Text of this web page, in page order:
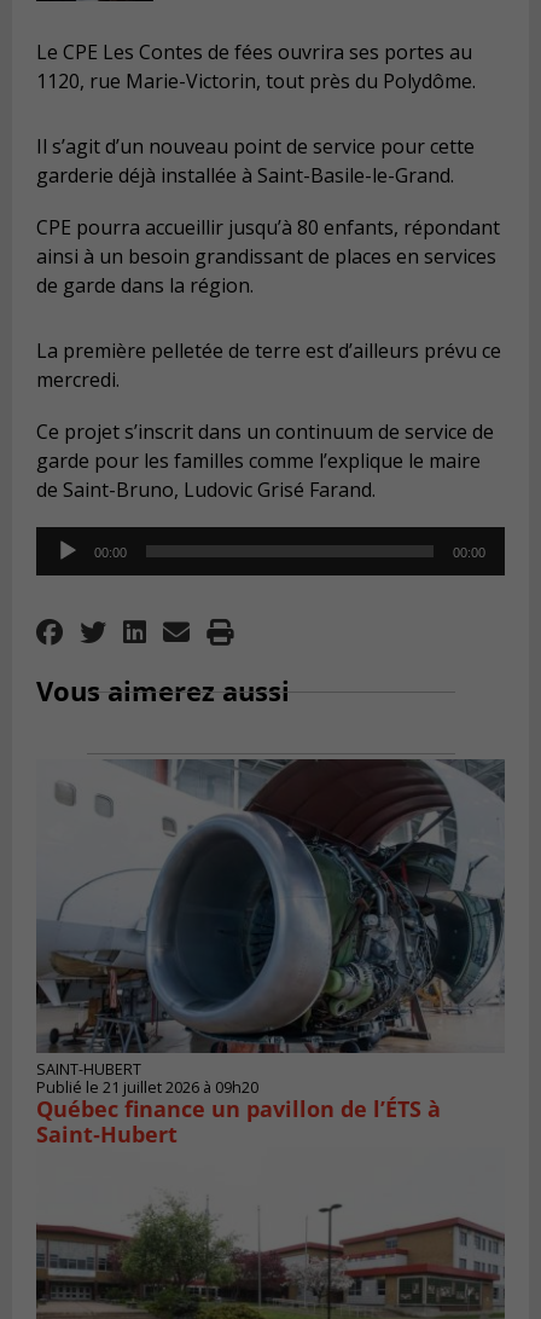
Le CPE Les Contes de fées ouvrira ses portes au
1120, rue Marie-Victorin, tout près du Polydôme.
Il s’agit d’un nouveau point de service pour cette
garderie déjà installée à Saint-Basile-le-Grand.
CPE pourra accueillir jusqu’à 80 enfants, répondant
ainsi à un besoin grandissant de places en services
de garde dans la région.
La première pelletée de terre est d’ailleurs prévu ce
mercredi.
Ce projet s’inscrit dans un continuum de service de
garde pour les familles comme l’explique le maire
de Saint-Bruno, Ludovic Grisé Farand.
Audio
Player
00:00 00:00
Vous aimerez aussi
SAINT-HUBERT
Publié le 21 juillet 2026 à 09h20
Québec finance un pavillon de l’ÉTS à
Saint‑Hubert